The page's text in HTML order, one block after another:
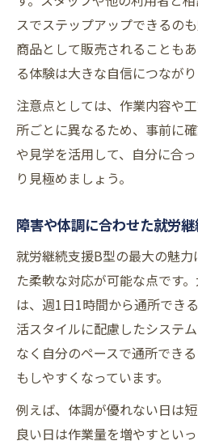
ド支援の特徴
就労継続支援B型の
ポイント
大阪市内で多様化
力
就労継続支援B型で
ポート内容
な就労継続支援B型
スでステップアップできるの
商品として販売されることも
る体験は大きな自信につながり
注意点としては、作業内容や
所ごとに異なるため、事前に
や見学を活用して、自分に合
り見極めましょう。
障害や体調に合わせた就労
就労継続支援B型の最大の魅
た柔軟な対応が可能な点です
は、週1日1時間から通所でき
活スタイルに配慮したシステ
なく自分のペースで通所でき
もしやすくなっています。
例えば、体調が優れない日は
良い日は作業量を増やすとい